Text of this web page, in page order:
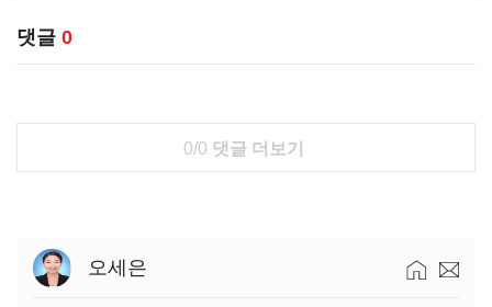
댓글 0
0/0 댓글 더보기
오세은